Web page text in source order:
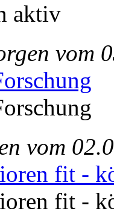
aktiv
vom
vom
fit -
fit -